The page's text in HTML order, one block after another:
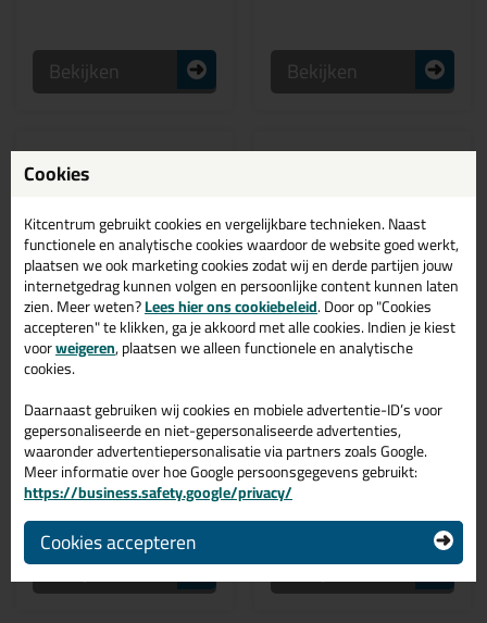
Bekijken Bekijken
Kitcentrum Multi
Kitspuit
De perfecte kitspuit met
schakelbare
krachtoverbrenging & Anti-
drup functie
Meestverkochte keuze
29,95
Bekijken
Irion eXcePt-310
kitspuit
Voor het verspuiten van
stugge kitten en lijmen in
kokers
34,29
Bekijken
Cookies
Kitcentrum gebruikt cookies en vergelijkbare technieken. Naast
functionele en analytische cookies waardoor de website goed werkt,
plaatsen we ook marketing cookies zodat wij en derde partijen jouw
internetgedrag kunnen volgen en persoonlijke content kunnen laten
zien. Meer weten?Lees hier ons cookiebeleid. Door op "Cookies
accepteren" te klikken, ga je akkoord met alle cookies. Indien je kiest
voorweigeren, plaatsen we alleen functionele en analytische
cookies.
Daarnaast gebruiken wij cookies en mobiele advertentie-ID’s voor
gepersonaliseerde en niet-gepersonaliseerde advertenties,
waaronder advertentiepersonalisatie via partners zoals Google.
Meer informatie over hoe Google persoonsgegevens gebruikt:
https://business.safety.google/privacy/
Cookies accepteren